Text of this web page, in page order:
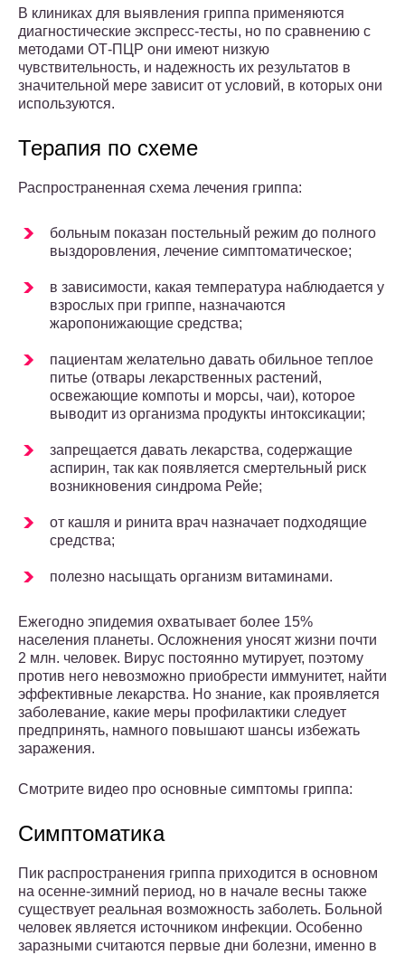
В клиниках для выявления гриппа применяются
диагностические экспресс-тесты, но по сравнению с
методами ОТ-ПЦР они имеют низкую
чувствительность, и надежность их результатов в
значительной мере зависит от условий, в которых они
используются.
Терапия по схеме
Распространенная схема лечения гриппа:
больным показан постельный режим до полного
выздоровления, лечение симптоматическое;
в зависимости, какая температура наблюдается у
взрослых при гриппе, назначаются
жаропонижающие средства;
пациентам желательно давать обильное теплое
питье (отвары лекарственных растений,
освежающие компоты и морсы, чаи), которое
выводит из организма продукты интоксикации;
запрещается давать лекарства, содержащие
аспирин, так как появляется смертельный риск
возникновения синдрома Рейе;
от кашля и ринита врач назначает подходящие
средства;
полезно насыщать организм витаминами.
Ежегодно эпидемия охватывает более 15%
населения планеты. Осложнения уносят жизни почти
2 млн. человек. Вирус постоянно мутирует, поэтому
против него невозможно приобрести иммунитет, найти
эффективные лекарства. Но знание, как проявляется
заболевание, какие меры профилактики следует
предпринять, намного повышают шансы избежать
заражения.
Смотрите видео про основные симптомы гриппа:
Симптоматика
Пик распространения гриппа приходится в основном
на осенне-зимний период, но в начале весны также
существует реальная возможность заболеть. Больной
человек является источником инфекции. Особенно
заразными считаются первые дни болезни, именно в